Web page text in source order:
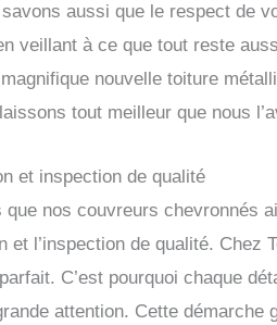
aussi que le respect de
veillant à ce que tout reste
nouvelle toiture
tout meilleur que nous
et inspection de qualité
que nos couvreurs chevronnés
et l’inspection de qualité. Chez
C’est pourquoi chaque
attention. Cette démarche